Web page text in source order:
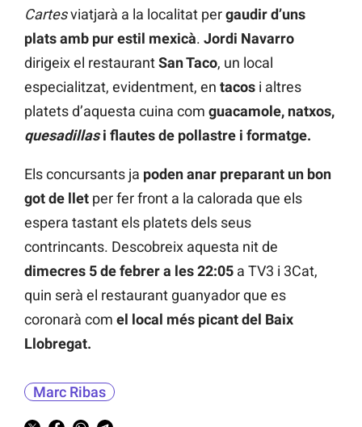
Cartesviatjarà a la localitat pergaudir d’uns
plats amb pur estil mexicà. Jordi Navarro
dirigeix el restaurantSan Taco, un local
especialitzat, evidentment, en tacos i altres
platets d’aquesta cuina com guacamole, natxos,
quesadillasi flautes de pollastre i formatge.
Els concursants ja poden anar preparant un bon
got de llet per fer front a la calorada que els
espera tastant els platets dels seus
contrincants. Descobreix aquesta nit de
dimecres 5 de febrer a les 22:05 a TV3 i 3Cat,
quin serà el restaurant guanyador que es
coronarà com el local més picant del Baix
Llobregat.
Marc Ribas